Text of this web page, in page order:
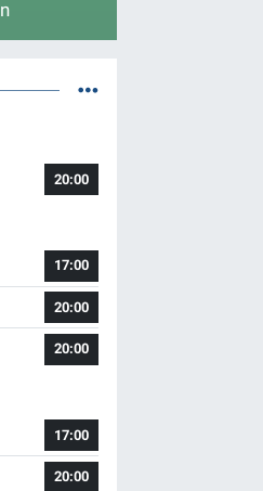
20:00
17:00
20:00
20:00
17:00
20:00